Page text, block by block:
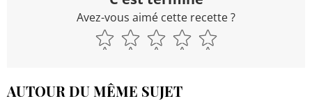
Avez-vous aimé cette recette ?
AUTOUR DU MÊME SUJET